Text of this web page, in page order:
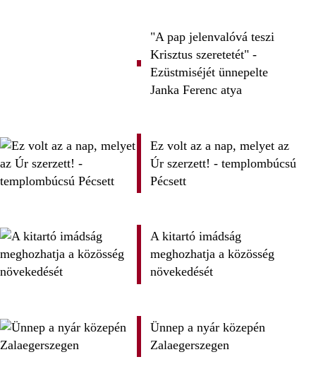
"A pap jelenvalóvá teszi
Krisztus szeretetét" -
Ezüstmiséjét ünnepelte
Janka Ferenc atya
Ez volt az a nap, melyet az
Úr szerzett! - templombúcsú
Pécsett
A kitartó imádság
meghozhatja a közösség
növekedését
Ünnep a nyár közepén
Zalaegerszegen